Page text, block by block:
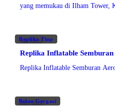
yang memukau di Ilham Tower,
Replika Tiup
Jun 2024
Replika Inflatable Semburan
Replika Inflatable Semburan
Belon Gergasi
Mei 2024